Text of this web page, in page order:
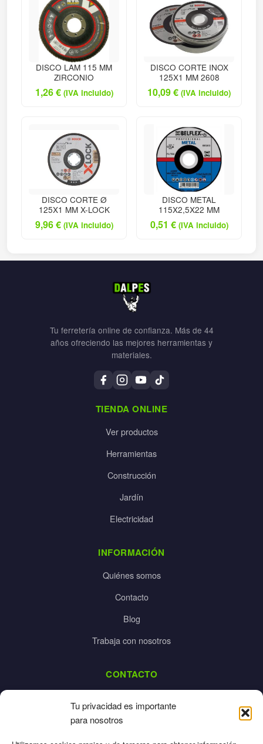
Tu privacidad es importante
para nosotros
DISCO LAM 115 MM
ZIRCONIO
1,26€ (IVA incluido)
DISCO CORTE INOX
125X1 MM 2608
10,09€ (IVA incluido)
DISCO CORTE Ø
125X1 MM X-LOCK
9,96€ (IVA incluido)
DISCO METAL
115X2,5X22 MM
0,51 € (IVA incluido)
Tu ferretería online de confianza. Más de 44
años ofreciendo las mejores herramientas y
materiales.
TIENDA ONLINE
Ver productos
Herramientas
Construcción
Jardín
Electricidad
INFORMACIÓN
Quiénes somos
Contacto
Blog
Trabaja con nosotros
CONTACTO
925 532 213